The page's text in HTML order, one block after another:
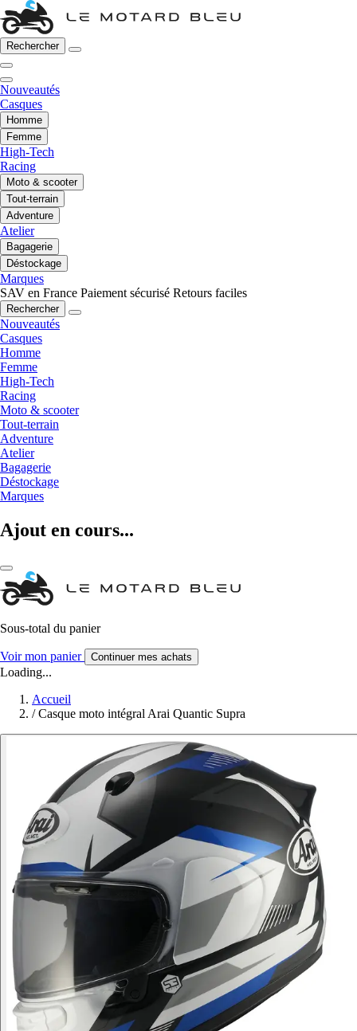
Rechercher
Nouveautés
Casques
Homme
Femme
High-Tech
Racing
Moto & scooter
Tout-terrain
Adventure
Atelier
Bagagerie
Déstockage
Marques
SAV en France Paiement sécurisé Retours faciles
Rechercher
Nouveautés
Casques
Homme
Femme
High-Tech
Racing
Moto & scooter
Tout-terrain
Adventure
Atelier
Bagagerie
Déstockage
Marques
Ajout en cours...
Sous-total du panier
Voir mon panier Continuer mes achats
Loading...
Accueil
/ Casque moto intégral Arai Quantic Supra